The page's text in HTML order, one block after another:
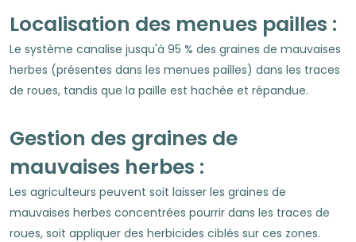
Localisation des menues pailles :
Le système canalise jusqu'à 95 % des graines de mauvaises
herbes (présentes dans les menues pailles) dans les traces
de roues, tandis que la paille est hachée et répandue.
Gestion des graines de
mauvaises herbes :
Les agriculteurs peuvent soit laisser les graines de
mauvaises herbes concentrées pourrir dans les traces de
roues, soit appliquer des herbicides ciblés sur ces zones.